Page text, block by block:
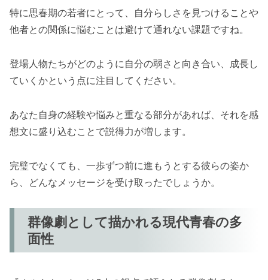
特に思春期の若者にとって、自分らしさを見つけることや
他者との関係に悩むことは避けて通れない課題ですね。
登場人物たちがどのように自分の弱さと向き合い、成長し
ていくかという点に注目してください。
あなた自身の経験や悩みと重なる部分があれば、それを感
想文に盛り込むことで説得力が増します。
完璧でなくても、一歩ずつ前に進もうとする彼らの姿か
ら、どんなメッセージを受け取ったでしょうか。
群像劇として描かれる現代青春の多
面性